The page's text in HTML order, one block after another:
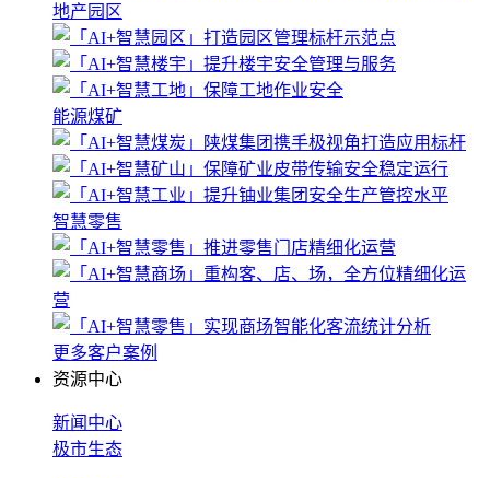
地产园区
能源煤矿
智慧零售
更多客户案例
资源中心
新闻中心
极市生态